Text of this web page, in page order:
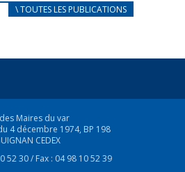
au mieux les réfugiés
\ TOUTES LES PUBLICATIONS
Maires du var
4 décembre 1974, BP 198
CEDEX
52 30 / Fax : 04 98 10 52 39